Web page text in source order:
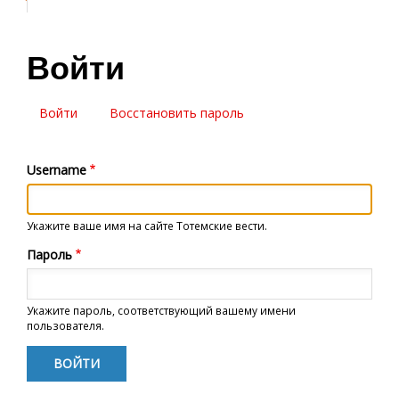
Войти
вкладки
Войти (активнаяВосстановить пароль
Username
Укажите ваше имя на сайте Тотемские вести.
Пароль
Укажите пароль, соответствующий вашему имени
пользователя.